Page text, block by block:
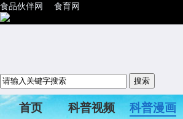
食品伙伴网 食育网
首页 科普视频 科普漫画